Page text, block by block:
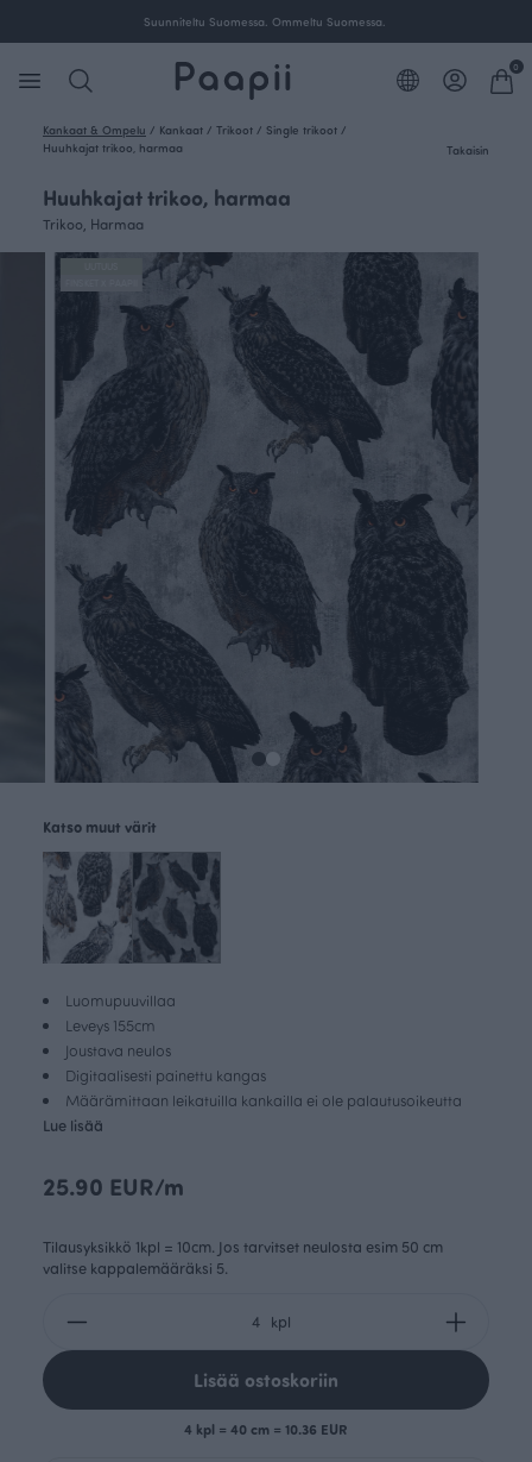
Suunniteltu Suomessa. Ommeltu Suomessa.
0
Kankaat & Ompelu / Kankaat / Trikoot / Single trikoot /
Huuhkajat trikoo, harmaa
Takaisin
Huuhkajat trikoo, harmaa
Trikoo, Harmaa
Luomupuuvillaa
Leveys 155cm
Joustava neulos
Digitaalisesti painettu kangas
Määrämittaan leikatuilla kankailla ei ole palautusoikeutta
Lue lisää
Katso muut värit
25.90 EUR/m
Tilausyksikkö 1kpl = 10cm. Jos tarvitset neulosta esim 50 cm
valitse kappalemääräksi 5.
kpl
Lisää ostoskoriin
4 kpl = 40 cm = 10.36 EUR